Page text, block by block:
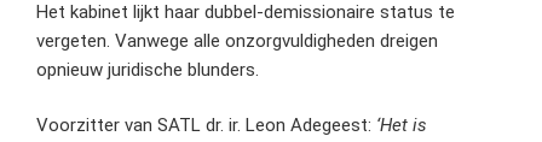
Het kabinet lijkt haar dubbel-demissionaire status te
vergeten. Vanwege alle onzorgvuldigheden dreigen
opnieuw juridische blunders.
Voorzitter van SATL dr. ir. Leon Adegeest: ‘Het is